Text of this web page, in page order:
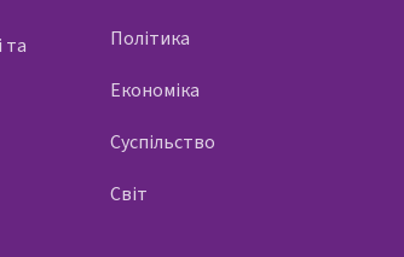
та
Політика
Економіка
Суспільство
Світ